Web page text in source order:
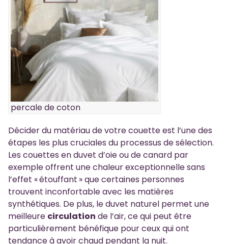
percale de coton
Décider du matériau de votre couette est l’une des
étapes les plus cruciales du processus de sélection.
Les couettes en duvet d’oie ou de canard par
exemple offrent une chaleur exceptionnelle sans
l’effet « étouffant » que certaines personnes
trouvent inconfortable avec les matières
synthétiques. De plus, le duvet naturel permet une
meilleure circulation de l’air, ce qui peut être
particulièrement bénéfique pour ceux qui ont
tendance à avoir chaud pendant la nuit.